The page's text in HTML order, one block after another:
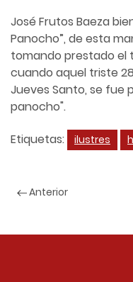
José Frutos Baeza
Panocho”, de esta
tomando prestado el
cuando aquel triste
Jueves Santo, se fue
panocho".
Etiquetas:
ilustres
Anterior